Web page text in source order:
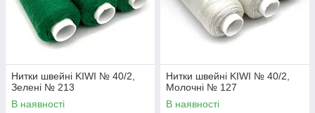
Нитки швейні KIWI № 40/2,
Зелені № 213
В наявності
Нитки швейні KIWI № 40/2,
Молочні № 127
В наявності